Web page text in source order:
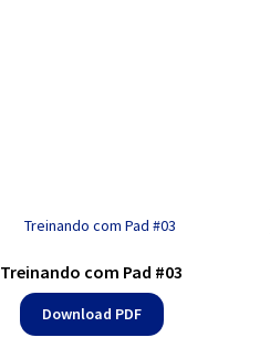
Treinando com Pad #03
Download PDF